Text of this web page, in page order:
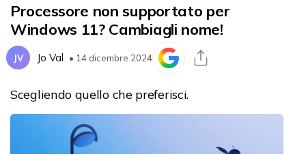
Processore non supportato per
Windows 11? Cambiagli nome!
JV Jo Val • 14 dicembre 2024
Scegliendo quello che preferisci.